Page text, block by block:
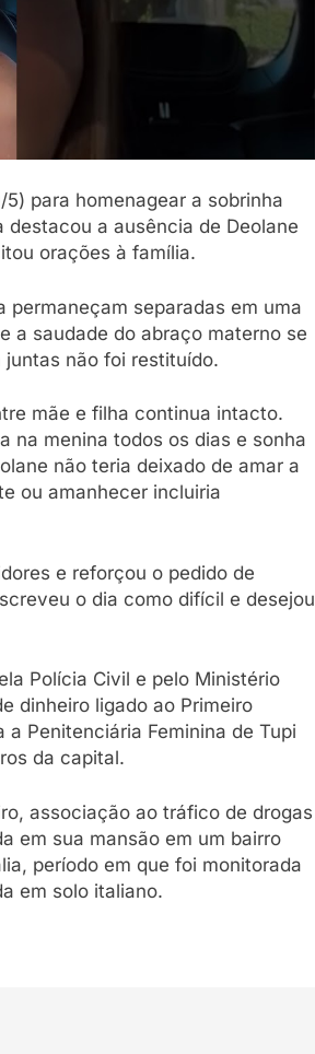
para homenagear a sobrinha
a ausência de Deolane
orações à família.
permaneçam separadas em uma
a saudade do abraço materno se
não foi restituído.
mãe e filha continua intacto.
na menina todos os dias e sonha
não teria deixado de amar a
ou amanhecer incluiria
e reforçou o pedido de
o dia como difícil e desejou
Polícia Civil e pelo Ministério
dinheiro ligado ao Primeiro
Penitenciária Feminina de Tupi
da capital.
associação ao tráfico de drogas
em sua mansão em um bairro
período em que foi monitorada
em solo italiano.